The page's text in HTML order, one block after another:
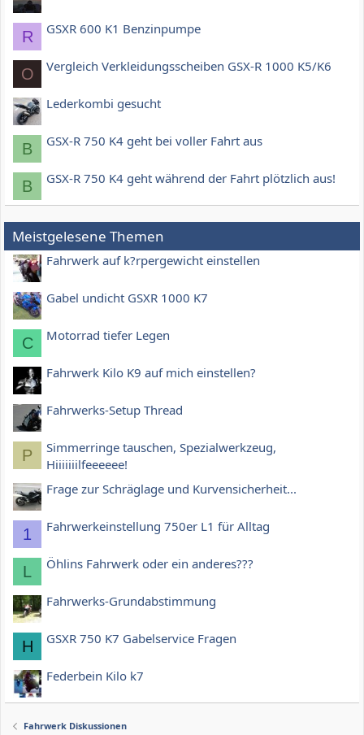
R GSXR 600 K1 Benzinpumpe
O Vergleich Verkleidungsscheiben GSX-R 1000 K5/K6
Lederkombi gesucht
B GSX-R 750 K4 geht bei voller Fahrt aus
B GSX-R 750 K4 geht während der Fahrt plötzlich aus!
Meistgelesene Themen
Fahrwerk auf k?rpergewicht einstellen
Gabel undicht GSXR 1000 K7
C Motorrad tiefer Legen
Fahrwerk Kilo K9 auf mich einstellen?
Fahrwerks-Setup Thread
P
Simmerringe tauschen, Spezialwerkzeug,
Hiiiiiiilfeeeeee!
Frage zur Schräglage und Kurvensicherheit...
1 Fahrwerkeinstellung 750er L1 für Alltag
L Öhlins Fahrwerk oder ein anderes???
Fahrwerks-Grundabstimmung
H GSXR 750 K7 Gabelservice Fragen
Federbein Kilo k7
Fahrwerk Diskussionen